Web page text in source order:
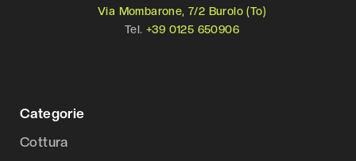
Via Mombarone, 7/2 Burolo (To)
Tel. +39 0125 650906
Categorie
Cottura